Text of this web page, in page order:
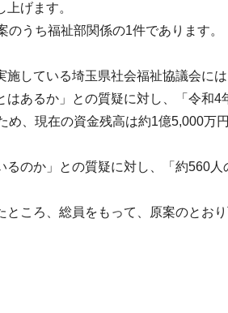
げます。
うち福祉部関係の1件であります。
している埼玉県社会福祉協議会に
あるか」との質疑に対し、「令和4
、現在の資金残高は約1億5,000万
のか」との質疑に対し、「約560
ころ、総員をもって、原案のとお